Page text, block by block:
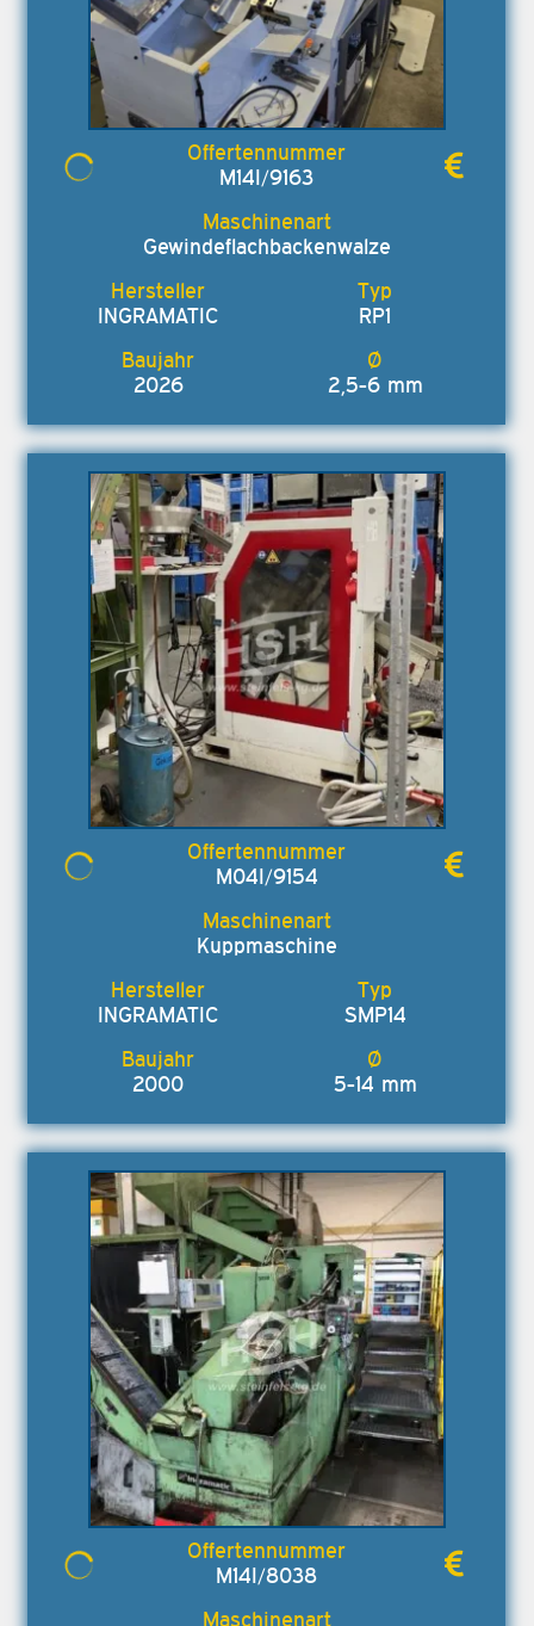
M14I/9163
Gewindeflachbackenwalze
INGRAMATIC RP1
2026 2,5-6 mm
M04I/9154
Kuppmaschine
INGRAMATIC SMP14
2000 5-14 mm
M14I/8038